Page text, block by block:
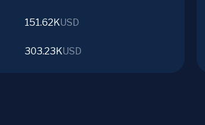
151.62KUSD
303.23KUSD